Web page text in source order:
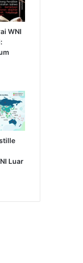
WNI
Luar